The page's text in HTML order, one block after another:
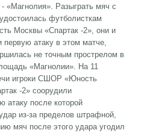
- «Магнолия». Разыграть мяч с
футболисткам
Москвы «Спартак -2», они и
первую атаку в этом матче,
не точным прострелом в
«Магнолии». На 11
игроки СШОР «Юность
-2» соорудили
атаку после которой
из-за пределов штрафной,
мяч после этого удара угодил